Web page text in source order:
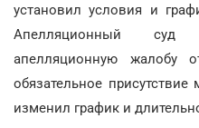
установил условия и
Апелляционный суд
апелляционную жалобу
обязательное
изменил график и